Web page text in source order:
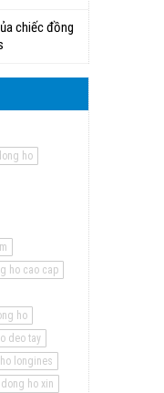
chiếc đồng
ho
ho cao cap
ho
deo tay
longines
ho xin